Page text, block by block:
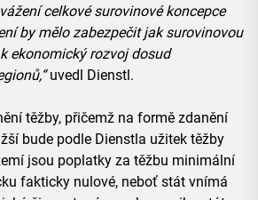
celkové surovinové koncepce
by mělo zabezpečit jak surovinovou
ekonomický rozvoj dosud
uvedl Dienstl.
těžby, přičemž na formě zdanění
bude podle Dienstla užitek těžby
jsou poplatky za těžbu minimální
fakticky nulové, neboť stát vnímá